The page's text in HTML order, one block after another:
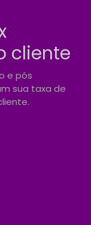
cliente
e pós
sua taxa de